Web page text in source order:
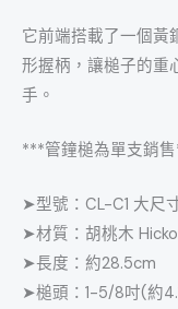
它前端搭載了一個黃
形握柄，讓槌子的重
手。
***管鐘槌為單支銷
➤型號：CL-C1 大尺
➤材質：胡桃木
➤長度：約28.5cm
➤槌頭：1-5/8吋(約